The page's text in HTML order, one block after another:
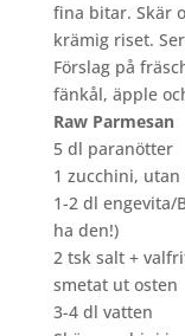
fina bitar. Skär
krämig riset.
Förslag på
fänkål, äpple
Raw Parmesan
5 dl paranötter
1 zucchini, utan
1-2 dl engevita/
ha den!)
2 tsk salt +
smetat ut osten
3-4 dl vatten